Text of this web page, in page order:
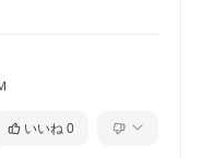
いいね 0